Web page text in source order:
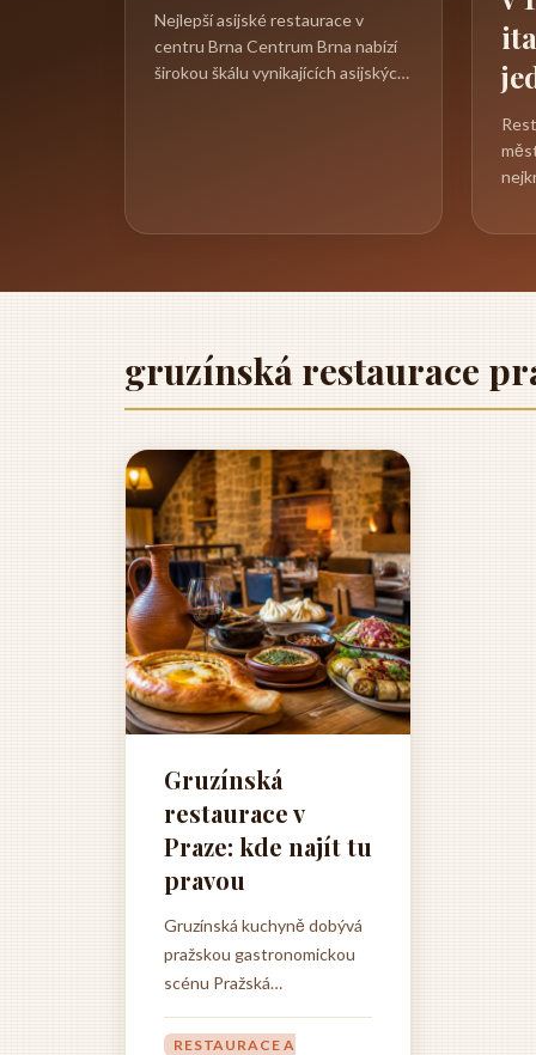
Nejlepší asijské restaurace v
centru Brna Centrum Brna nabízí
širokou škálu vynikajících asijských
gruzínská restaurace
Gruzínská
restaurace v
Praze: kde najít tu
pravou
Gruzínská kuchyně dobývá
pražskou gastronomickou
scénu Pražská
posledních letech
RESTAURACE A